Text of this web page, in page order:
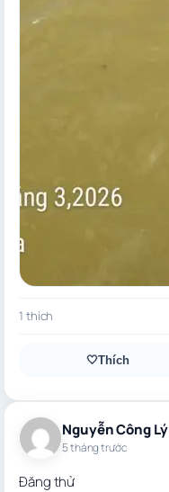
1 thích
🤍Thích
Nguyễn Công Lý
5 tháng trước
Đăng thử